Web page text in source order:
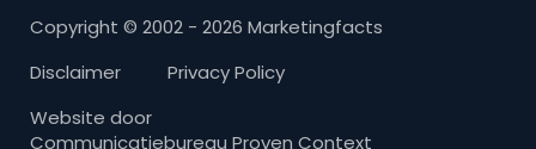
Copyright © 2002 - 2026 Marketingfacts
Disclaimer
Privacy Policy
Website door
Communicatiebureau Proven Context